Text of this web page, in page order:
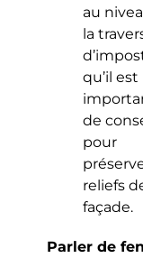
au
la
qu’il est
de
pour
reliefs
façade.
Parler de